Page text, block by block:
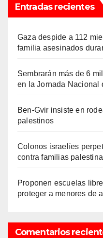
Entradas recientes
Gaza despide a 112
familia asesinados
Sembrarán más de 6
en la Jornada Nacional
Ben-Gvir insiste en
palestinos
Colonos israelíes
contra familias
Proponen escuelas
proteger a menores de
Comentarios